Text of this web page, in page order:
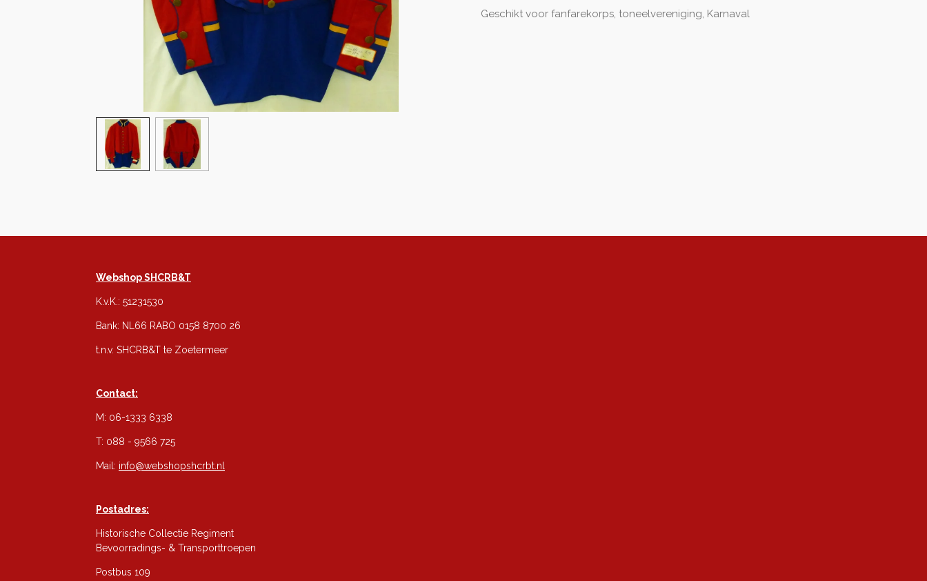
Geschikt voor fanfarekorps, toneelvereniging, Karnaval
Webshop SHCRB&T
K.v.K.: 51231530
Bank: NL66 RABO 0158 8700 26
t.n.v. SHCRB&T te Zoetermeer
Contact:
M: 06-1333 6338
T: 088 - 9566 725
Mail: info@webshopshcrbt.nl
Postadres:
Historische Collectie Regiment
Bevoorradings- & Transporttroepen
Postbus 109